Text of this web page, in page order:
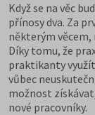
Když se na věc
přínosy dva. Za
některým věcem,
Díky tomu, že
praktikanty
vůbec
možnost
nové pracovníky.